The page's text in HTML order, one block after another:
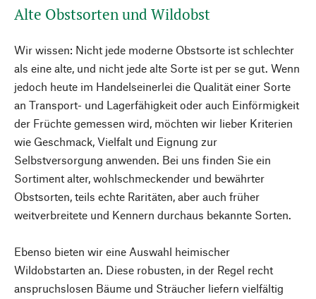
Alte Obstsorten und Wildobst
Wir wissen: Nicht jede moderne Obstsorte ist schlechter
als eine alte, und nicht jede alte Sorte ist per se gut. Wenn
jedoch heute im Handelseinerlei die Qualität einer Sorte
an Transport- und Lagerfähigkeit oder auch Einförmigkeit
der Früchte gemessen wird, möchten wir lieber Kriterien
wie Geschmack, Vielfalt und Eignung zur
Selbstversorgung anwenden. Bei uns finden Sie ein
Sortiment alter, wohlschmeckender und bewährter
Obstsorten, teils echte Raritäten, aber auch früher
weitverbreitete und Kennern durchaus bekannte Sorten.
Ebenso bieten wir eine Auswahl heimischer
Wildobstarten an. Diese robusten, in der Regel recht
anspruchslosen Bäume und Sträucher liefern vielfältig